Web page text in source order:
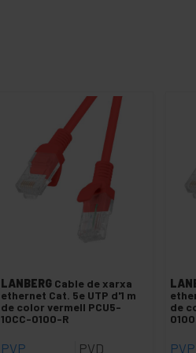
LANBERG Cable de xarxa
ethernet Cat. 5e UTP d'1 m
de color vermell PCU5-
10CC-0100-R
PVP PVD
de
PVP